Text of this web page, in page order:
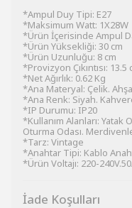
*Ampul Duy Tipi: E27
*Maksimum Watt: 1X28W
*Ürün İçerisinde Ampul
*Ürün Yüksekliği: 30 cm
*Ürün Uzunluğu: 8 cm
*Provizyon Çıkıntısı: 13.5
*Net Ağırlık: 0.62 Kg
*Ana Materyal: Çelik.
*Ana Renk: Siyah.
*IP Durumu: IP20
*Kullanım Alanları: Yatak
Oturma Odası.
*Tarz: Vintage
*Anahtar Tipi: Kablo
*Ürün Voltajı: 220-
İade Koşulları